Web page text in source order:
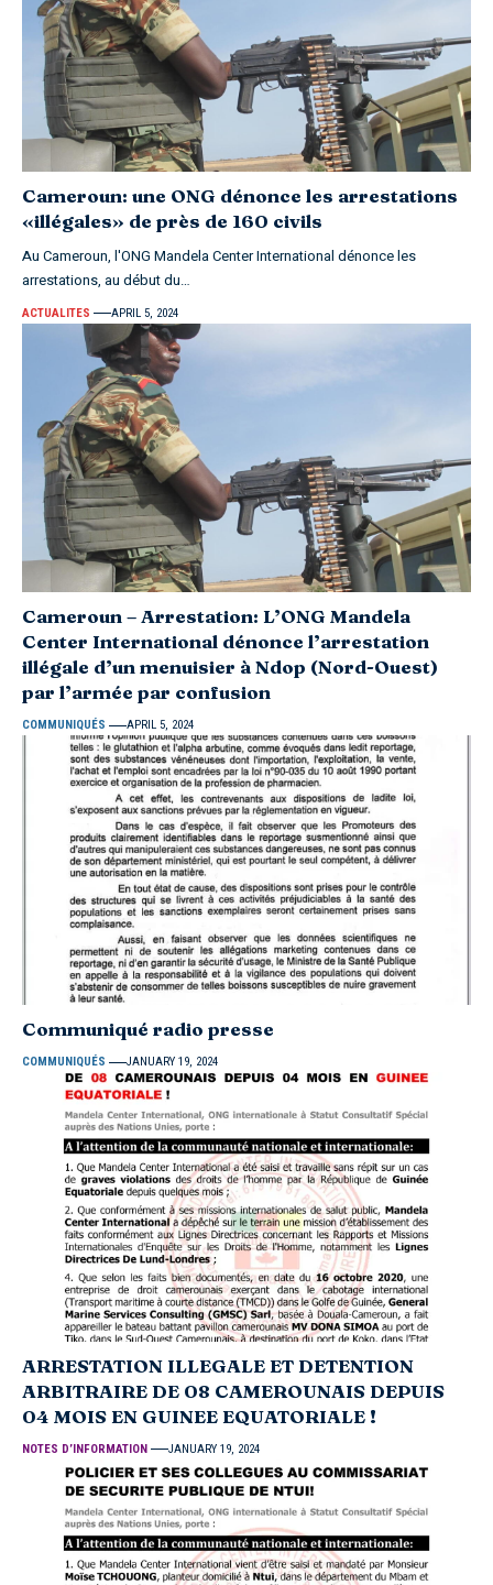
Cameroun: une ONG dénonce les arrestations
«illégales» de près de 160 civils
Au Cameroun, l'ONG Mandela Center International dénonce les
arrestations, au début du…
ACTUALITES APRIL 5, 2024
Cameroun – Arrestation: L’ONG Mandela
Center International dénonce l’arrestation
illégale d’un menuisier à Ndop (Nord-Ouest)
par l’armée par confusion
COMMUNIQUÉS APRIL 5, 2024
Communiqué radio presse
COMMUNIQUÉS JANUARY 19, 2024
ARRESTATION ILLEGALE ET DETENTION
ARBITRAIRE DE 08 CAMEROUNAIS DEPUIS
04 MOIS EN GUINEE EQUATORIALE !
NOTES D’INFORMATION JANUARY 19, 2024